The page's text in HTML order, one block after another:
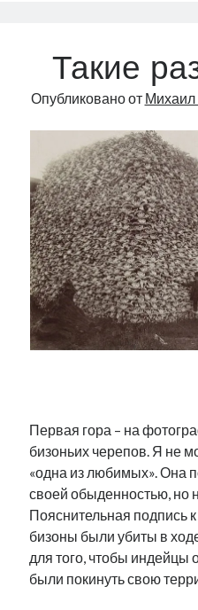
Такие
Опубликовано от Михаил
Первая гора – на
бизоньих черепов. Я не
«одна из любимых». Она
своей обыденностью, но
Пояснительная подпись к
бизоны были убиты в
для того, чтобы индейцы
были покинуть свою